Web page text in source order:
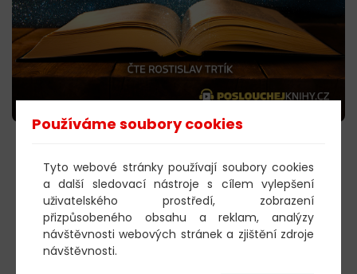
603 805 271
Používáme soubory cookies
Tyto webové stránky používají soubory cookies
a další sledovací nástroje s cílem vylepšení
uživatelského prostředí, zobrazení
přizpůsobeného obsahu a reklam, analýzy
návštěvnosti webových stránek a zjištění zdroje
návštěvnosti.